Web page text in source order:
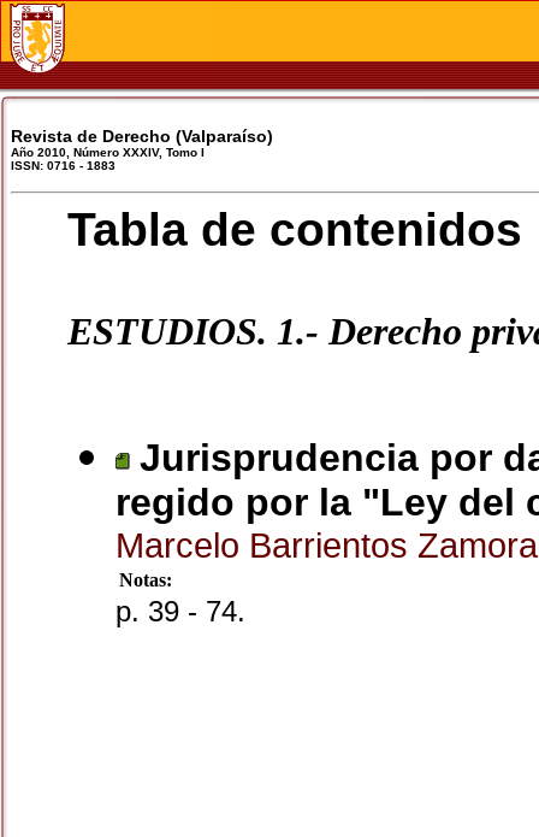
Revista de Derecho (Valparaíso)
Año 2010, Número XXXIV, Tomo I
ISSN: 0716 - 1883
Tabla de contenidos
ESTUDIOS. 1.- Derecho
Jurisprudencia por
regido por la "Ley del
Marcelo Barrientos
Notas:
p. 39 - 74.